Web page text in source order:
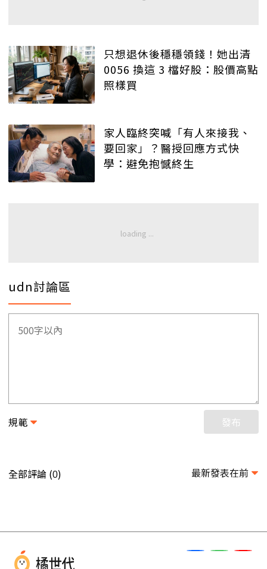
只想退休後穩穩領錢！她出清
0056 換這 3 檔好股：股價高點
照樣買
家人臨終突喊「有人來接我、
要回家」？醫授回應方式快
學：避免抱憾終生
udn討論區
規範 發布
全部評論 (0) 最新發表在前